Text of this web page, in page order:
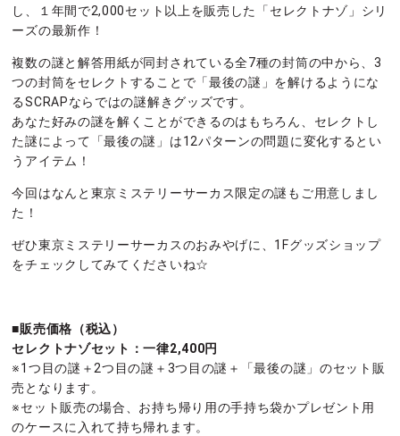
し、１年間で2,000セット以上を販売した「セレクトナゾ」シリ
ーズの最新作！
複数の謎と解答用紙が同封されている全7種の封筒の中から、3
つの封筒をセレクトすることで「最後の謎」を解けるようにな
るSCRAPならではの謎解きグッズです。
あなた好みの謎を解くことができるのはもちろん、セレクトし
た謎によって「最後の謎」は12パターンの問題に変化するとい
うアイテム！
今回はなんと東京ミステリーサーカス限定の謎もご用意しまし
た！
ぜひ東京ミステリーサーカスのおみやげに、1Fグッズショップ
をチェックしてみてくださいね☆
■販売価格（税込）
セレクトナゾセット：一律2,400円
※1つ目の謎＋2つ目の謎＋3つ目の謎＋「最後の謎」のセット販
売となります。
※セット販売の場合、お持ち帰り用の手持ち袋かプレゼント用
のケースに入れて持ち帰れます。